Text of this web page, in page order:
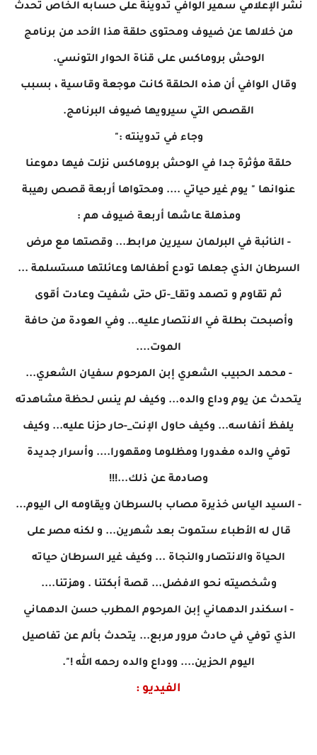
نشر الإعلامي سمير الوافي تدوينة على حسابه الخاص تحدث
من خلالها عن ضيوف ومحتوى حلقة هذا الأحد من برنامج
الوحش بروماكس على قناة الحوار التونسي.
وقال الوافي أن هذه الحلقة كانت موجعة وقاسية ، بسبب
القصص التي سيرويها ضيوف البرنامج.
وجاء في تدوينته :"
حلقة مؤثرة جدا في الوحش بروماكس نزلت فيها دموعنا
عنوانها " يوم غير حياتي .... ومحتواها أربعة قصص رهيبة
ومذهلة عاشها أربعة ضيوف هم :
- النائبة في البرلمان سيرين مرابط... وقصتها مع مرض
السرطان الذي جعلها تودع أطفالها وعائلتها مستسلمة ...
ثم تقاوم و تصمد وتقا_-تل حتى شفيت وعادت أقوى
وأصبحت بطلة في الانتصار عليه... وفي العودة من حافة
الموت....
- محمد الحبيب الشعري إبن المرحوم سفيان الشعري...
يتحدث عن يوم وداع والده... وكيف لم ينس لـحظة مشاهدته
يلفظ أنفاسه... وكيف حاول الإنت_-حار حزنا عليه... وكيف
توفي والده مغدورا ومظلوما ومقهورا.... وأسرار جديدة
وصادمة عن ذلك...!!!
- السيد الياس خذيرة مصاب بالسرطان ويقاومه الى اليوم...
قال له الأطباء ستموت بعد شهرين... و لكنه مصر على
الحياة والانتصار والنجاة ... وكيف غير السرطان حياته
وشخصيته نحو الافضل... قصة أبكتنا . وهزتنا....
- اسكندر الدهماني إبن المرحوم المطرب حسن الدهماني
الذي توفي في حادث مرور مربع... يتحدث بألم عن تفاصيل
اليوم الحزين.... ووداع والده رحمه الله !".
الفيديو :